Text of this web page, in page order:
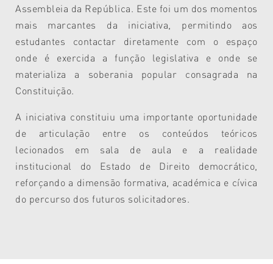
Assembleia da República. Este foi um dos momentos
mais marcantes da iniciativa, permitindo aos
estudantes contactar diretamente com o espaço
onde é exercida a função legislativa e onde se
materializa a soberania popular consagrada na
Constituição.
A iniciativa constituiu uma importante oportunidade
de articulação entre os conteúdos teóricos
lecionados em sala de aula e a realidade
institucional do Estado de Direito democrático,
reforçando a dimensão formativa, académica e cívica
do percurso dos futuros solicitadores.